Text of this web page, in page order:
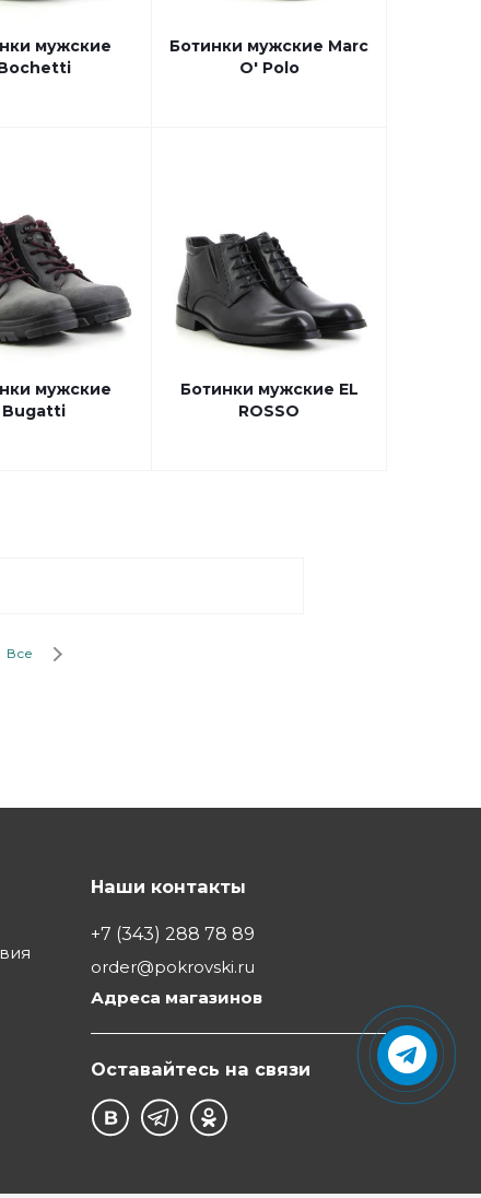
мужские
Ботинки мужские Marc
O' Polo
мужские
Bugatti
Ботинки мужские EL
ROSSO
Все
Наши контакты
+7 (343) 288 78 89
order@pokrovski.ru
Адреса магазинов
Оставайтесь на связи